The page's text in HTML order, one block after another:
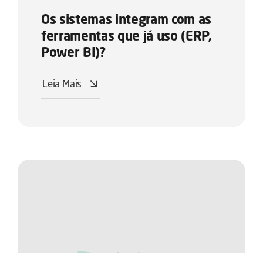
Os sistemas integram com as
ferramentas que já uso (ERP,
Power BI)?
Leia Mais